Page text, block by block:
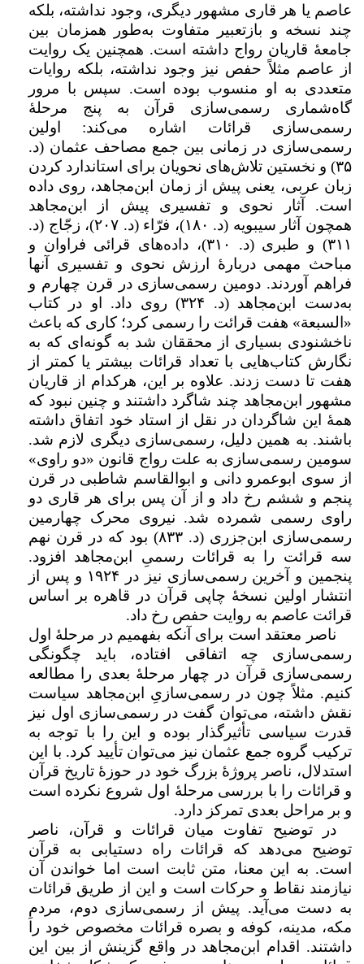
عاصم یا هر قاری مشهور دیگری، وجود نداشته، بلکه
چند نسخه و بازتعبیر متفاوت به‌طور همزمان بین
جامعۀ قاریان رواج داشته است. همچنین یک روایت
از عاصم مثلاً حفص نیز وجود نداشته، بلکه روایات
متعددی به او منسوب بوده است. سپس با مرور
گاه‌شماری‌ رسمی‌سازی قرآن به پنج مرحلهٔ
رسمی‌سازی قرائات اشاره می‌کند: اولین
رسمی‌سازی در زمانی بین جمع مصاحف عثمان (د.
۳۵) و نخستین تلاش‌های نحویان برای استاندارد کردن
زبان عربی، يعنی پيش از زمان ابن‌مجاهد، روی داده
است. آثار نحوی و تفسیری پیش از ابن‌مجاهد
همچون آثار سیبویه (د. ۱۸۰)، فرّاء (د. ۲۰۷)، زجّاج (د.
۳۱۱) و طبری (د. ۳۱۰)، داده‌های قرائی فراوان و
مباحث مهمی دربارۀ ارزش نحوی و تفسیری آنها
فراهم آوردند. دومین رسمی‌سازی در قرن چهارم و
به‌‌دست ابن‌مجاهد (د. ۳۲۴) روی داد. او در کتاب
«السبعة» هفت قرائت را رسمی کرد؛ کاری که باعث
ناخشنودی بسیاری از محققان شد به گونه‌ای که به
نگارش کتاب‌هایی با تعداد قرائات بیشتر یا کمتر از
هفت تا دست زدند. علاوه بر این، هرکدام از قاریان
مشهور ابن‌مجاهد چند شاگرد داشتند و چنین نبود که
همۀ این شاگردان در نقل از استاد خود اتفاق داشته
باشند. به همین دلیل، رسمی‌سازی دیگری لازم شد.
سومین رسمی‌سازی به علت رواج قانون «دو راوی»
از سوی ابوعمرو دانی و ابوالقاسم شاطبی در قرن
پنجم و ششم رخ داد و از آن پس برای هر قاری دو
راوی رسمی شمرده شد. نیروی محرک چهارمین
رسمی‌سازی ابن‌جزری (د. ۸۳۳) بود که در قرن نهم
سه قرائت را به قرائات رسمیِ ابن‌مجاهد افزود.
پنجمین و آخرین رسمی‌سازی نیز در ۱۹۲۴ و پس از
انتشار اولین نسخۀ چاپی قرآن در قاهره بر اساس
قرائت عاصم به روایت حفص رخ داد.
ناصر معتقد است برای آنکه بفهمیم در مرحلۀ اول
رسمی‌سازی چه اتفاقی افتاده، باید چگونگی
رسمی‌سازی قرآن در چهار مرحلۀ بعدی را مطالعه
کنیم. مثلاً چون در رسمی‌سازیِ ابن‌مجاهد سیاست
نقش داشته، می‌توان گفت در رسمی‌سازی اول نیز
قدرت سیاسی تأثیرگذار بوده و این را با توجه به
ترکیب گروه جمع عثمان نیز می‌توان تأیید کرد. با این
استدلال، ناصر پروژۀ بزرگ خود در حوزۀ تاریخ قرآن
و قرائات را با بررسی مرحلۀ اول شروع نکرده است
و بر مراحل بعدی تمرکز دارد.
در توضیح تفاوت میان قرائات و قرآن،‌ ناصر
توضیح می‌دهد که قرائات راه دستیابی به قرآن
است. به این معنا، متن ثابت است اما خواندن آن
نیازمند نقاط و حرکات است و این از طریق قرائات
به دست می‌آید. پیش از رسمی‌سازی دوم، مردمِ
مکه، مدینه، کوفه و بصره قرائات مخصوص خود را
داشتند. اقدام ابن‌مجاهد در واقع گزینش از بین این